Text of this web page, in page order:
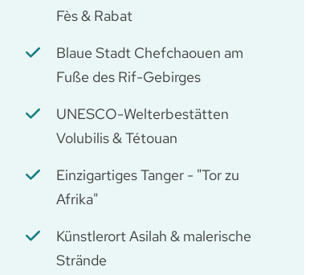
Fès & Rabat
Blaue Stadt Chefchaouen am
Fuße des Rif-Gebirges
UNESCO-Welterbestätten
Volubilis & Tétouan
Einzigartiges Tanger - "Tor zu
Afrika"
Künstlerort Asilah & malerische
Strände